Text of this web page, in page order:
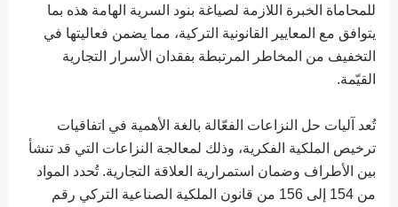
للمحاماة الخبرة اللازمة لصياغة بنود السرية الهامة هذه بما
يتوافق مع المعايير القانونية التركية، مما يضمن فعاليتها في
التخفيف من المخاطر المرتبطة بفقدان الأسرار التجارية
القيّمة.
تُعد آليات حل النزاعات الفعّالة بالغة الأهمية في اتفاقيات
ترخيص الملكية الفكرية، وذلك لمعالجة النزاعات التي قد تنشأ
بين الأطراف وضمان استمرارية العلاقة التجارية. تُحدد المواد
من 154 إلى 156 من قانون الملكية الصناعية التركي رقم